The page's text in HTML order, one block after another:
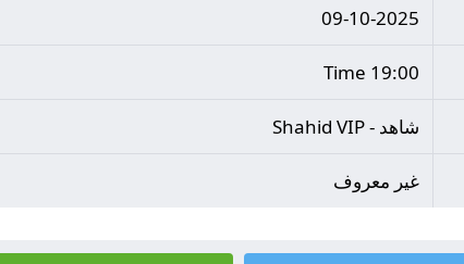
09-10-2025
19:00 Time
شاهد - Shahid VIP
غير معروف